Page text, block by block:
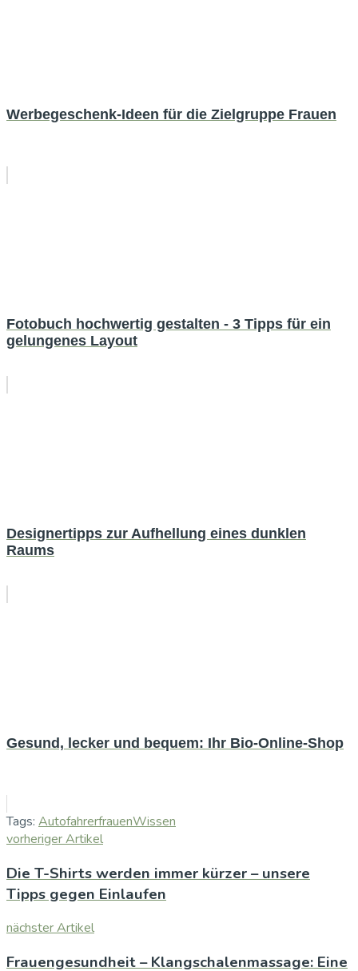
Werbegeschenk-Ideen für die Zielgruppe Frauen
Fotobuch hochwertig gestalten - 3 Tipps für ein
gelungenes Layout
Designertipps zur Aufhellung eines dunklen
Raums
Gesund, lecker und bequem: Ihr Bio-Online-Shop
Tags: AutofahrerfrauenWissen
vorheriger Artikel
Die T-Shirts werden immer kürzer – unsere
Tipps gegen Einlaufen
nächster Artikel
Frauengesundheit – Klangschalenmassage: Eine